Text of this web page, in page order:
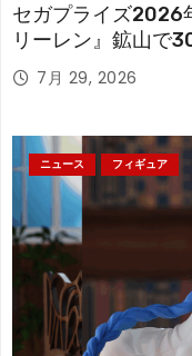
セガプライズ2026
リーレン』鉱山で
「フリーレン」を立
7月 29, 2026
ニュース フィギュア